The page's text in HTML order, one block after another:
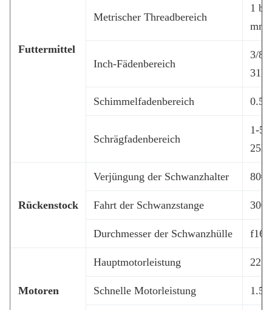
Futtermittel
Metrischer Threadbereich
1
mm
Inch-Fädenbereich
3/8-
Schimmelfadenbereich 0.5-
Schrägfadenbereich
1-
Rückenstock
Verjüngung der Schwanzhalter 80#
Fahrt der Schwanzstange 300
Durchmesser der Schwanzhülle
Motoren
Hauptmotorleistung 22
Schnelle Motorleistung 1.5